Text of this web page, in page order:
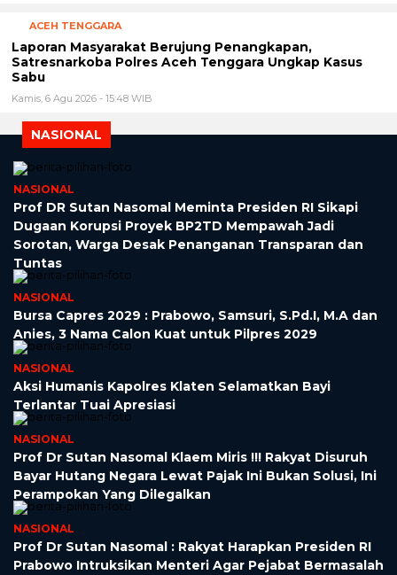
ACEH TENGGARA
Laporan Masyarakat Berujung Penangkapan,
Satresnarkoba Polres Aceh Tenggara Ungkap Kasus
Sabu
Kamis, 6 Agu 2026 - 15:48 WIB
NASIONAL
NASIONAL
Prof DR Sutan Nasomal Meminta Presiden RI Sikapi
Dugaan Korupsi Proyek BP2TD Mempawah Jadi
Sorotan, Warga Desak Penanganan Transparan dan
Tuntas
NASIONAL
Bursa Capres 2029 : Prabowo, Samsuri, S.Pd.I, M.A dan
Anies, 3 Nama Calon Kuat untuk Pilpres 2029
NASIONAL
Aksi Humanis Kapolres Klaten Selamatkan Bayi
Terlantar Tuai Apresiasi
NASIONAL
Prof Dr Sutan Nasomal Klaem Miris !!! Rakyat Disuruh
Bayar Hutang Negara Lewat Pajak Ini Bukan Solusi, Ini
Perampokan Yang Dilegalkan
NASIONAL
Prof Dr Sutan Nasomal : Rakyat Harapkan Presiden RI
Prabowo Intruksikan Menteri Agar Pejabat Bermasalah